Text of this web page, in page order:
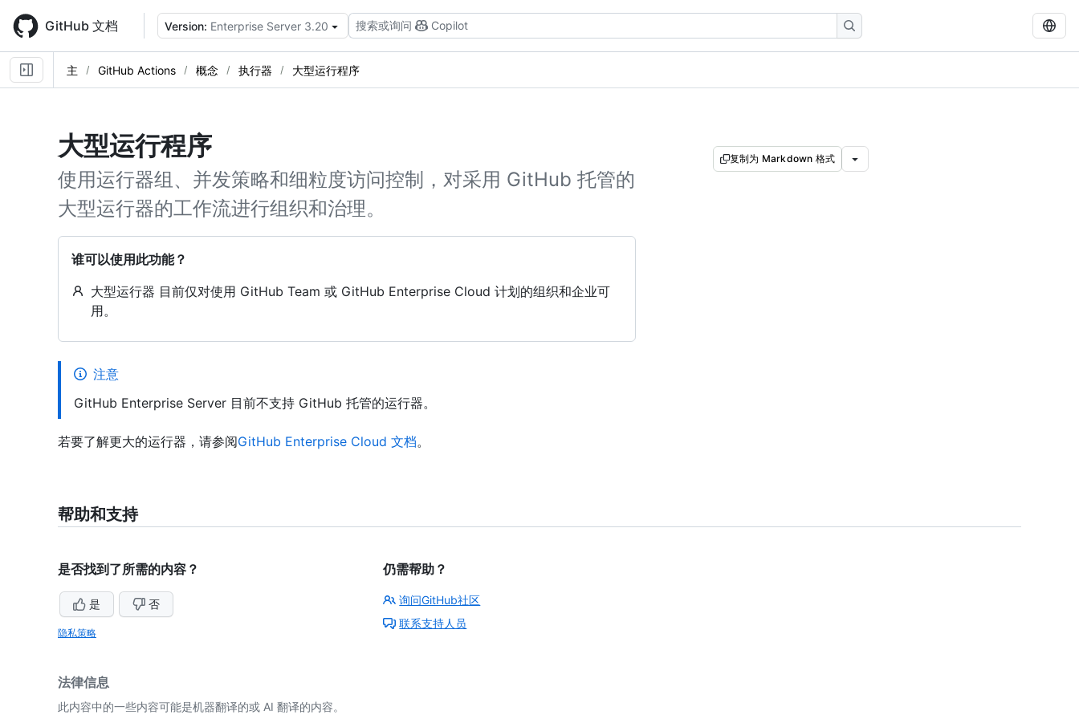
main
content
GitHub 文档 Version: Enterprise Server 3.20 搜索或询问 Copilot
主 GitHub Actions 概念 执行器 大型运行程序
大型运行程序
使用运行器组、并发策略和细粒度访问控制，对采用 GitHub 托管的
大型运行器的工作流进行组织和治理。
谁可以使用此功能？
大型运行器 目前仅对使用 GitHub Team 或 GitHub Enterprise Cloud 计划的组织和企业可
用。
复制为 Markdown 格式
注意
GitHub Enterprise Server 目前不支持 GitHub 托管的运行器。
若要了解更大的运行器，请参阅GitHub Enterprise Cloud 文档。
帮助和支持
是否找到了所需的内容？
是 否
隐私策略
仍需帮助？
询问GitHub社区
联系支持人员
法律信息
此内容中的一些内容可能是机器翻译的或 AI 翻译的内容。